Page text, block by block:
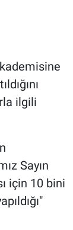
ilgili
Sayın
için 10 bini